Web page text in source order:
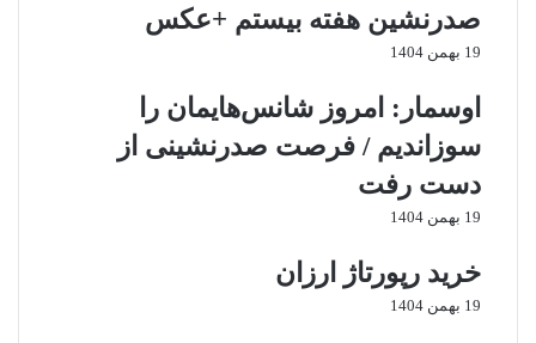
صدرنشین هفته بیستم +عکس
19 بهمن 1404
اوسمار: امروز شانس‌هایمان را
سوزاندیم / فرصت صدرنشینی از
دست رفت
19 بهمن 1404
خرید رپورتاژ ارزان
19 بهمن 1404